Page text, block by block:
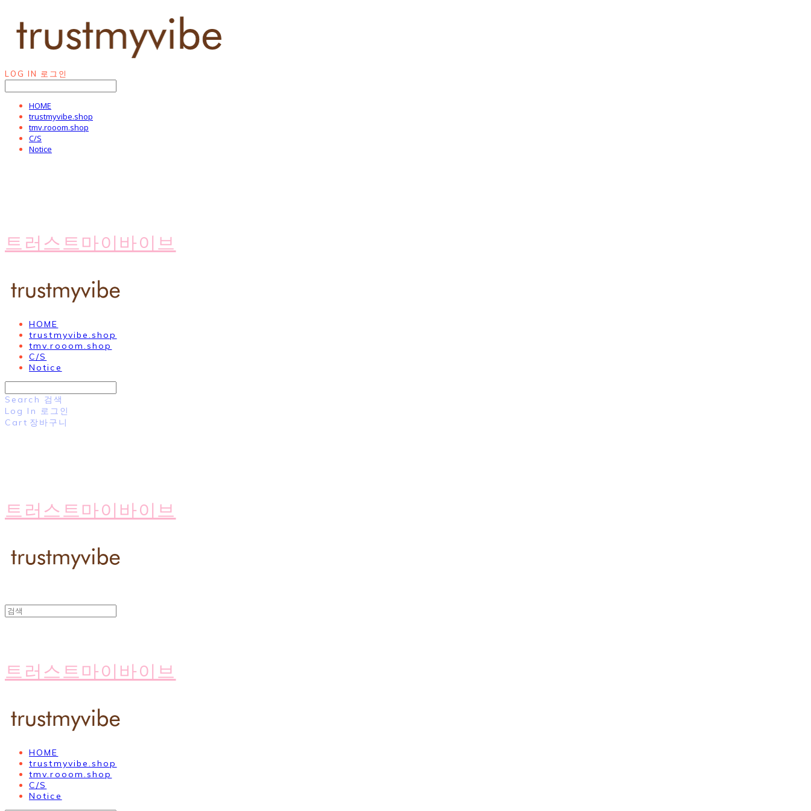
LOG IN 로그인
HOME
trustmyvibe.shop
tmv.rooom.shop
C/S
Notice
트러스트마이바이브
HOME
trustmyvibe.shop
tmv.rooom.shop
C/S
Notice
Search 검색
Log In
로그인
Cart 장바구니
트러스트마이바이브
트러스트마이바이브
HOME
trustmyvibe.shop
tmv.rooom.shop
C/S
Notice